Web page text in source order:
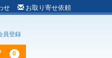
せ お取り寄せ依頼
員登録
0